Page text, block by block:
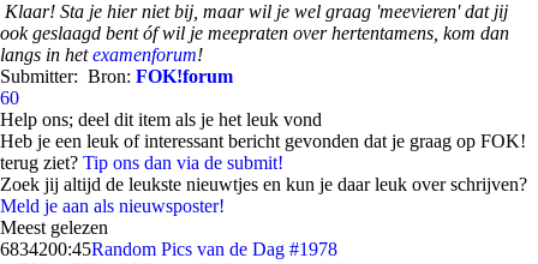
Klaar! Sta je hier niet bij, maar wil je wel graag 'meevieren' dat jij
ook geslaagd bent óf wil je meepraten over hertentamens, kom dan
langs in hetexamenforum!
Submitter: Bron: FOK!forum
60
Help ons; deel dit item als je het leuk vond
Heb je een leuk of interessant bericht gevonden dat je graag op FOK!
terug ziet? Tip ons dan via de submit!
Zoek jij altijd de leukste nieuwtjes en kun je daar leuk over schrijven?
Meld je aan als nieuwsposter!
Meest gelezen
6834200:45Random Pics van de Dag #1978